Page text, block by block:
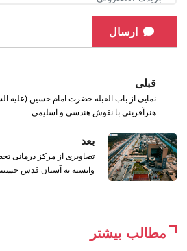
ارسال
قبلی
نمایی از باب القبله حضرت امام حسین (علیه
هنرآفرینی با نقوش هندسی و اسلیمی
بعد
تصاویری از مرکز درمانی
وابسته به آستان قدس
مطالب بیشتر